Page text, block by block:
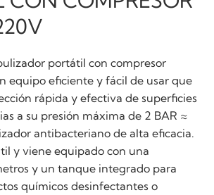
portátil con compresor
equipo eficiente y fácil de usar que
rápida y efectiva de superficies
a su presión máxima de 2 BAR ≈
antibacteriano de alta eficacia.
y viene equipado con una
y un tanque integrado para
químicos desinfectantes o